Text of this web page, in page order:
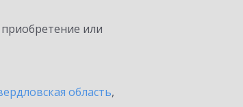
или
область,